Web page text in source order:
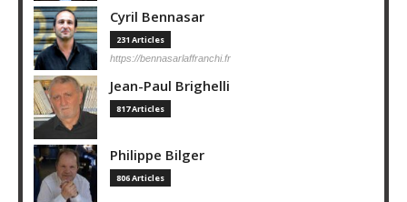
Cyril Bennasar
231 Articles
https://bennasarlaffranchi.fr
Jean-Paul Brighelli
817 Articles
Philippe Bilger
806 Articles